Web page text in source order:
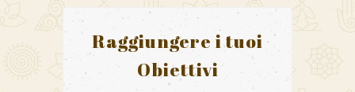
Raggiungere i tuoi
Obiettivi